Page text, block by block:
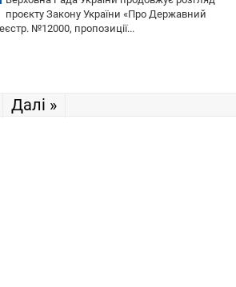
проєкту Закону України «Про Державний
№12000, пропозиції...
Далі »